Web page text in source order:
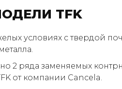
TFK
условиях с твердой
2 ряда заменяемых
от компании Cancela.